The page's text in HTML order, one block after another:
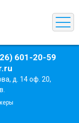
601-20-59
д. 14 оф. 20,